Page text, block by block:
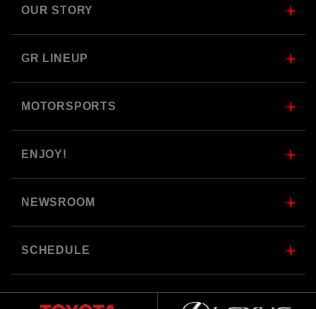
OUR STORY
GR LINEUP
MOTORSPORTS
ENJOY!
NEWSROOM
SCHEDULE